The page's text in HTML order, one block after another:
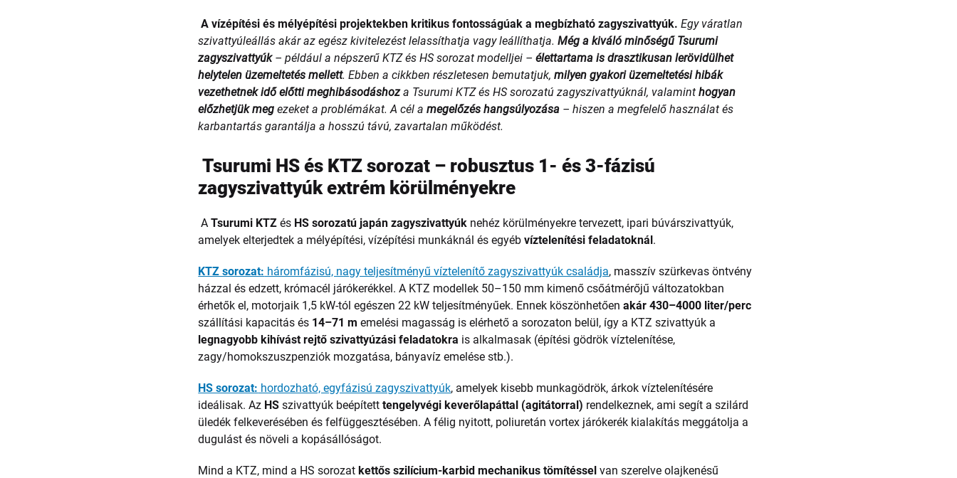
A vízépítési és mélyépítési projektekben kritikus fontosságúak a megbízható zagyszivattyúk. Egy váratlan
szivattyúleállás akár az egész kivitelezést lelassíthatja vagy leállíthatja.Még a kiváló minőségű Tsurumi
zagyszivattyúk– például a népszerű KTZ és HS sorozat modelljei –élettartama is drasztikusan lerövidülhet
helytelen üzemeltetés mellett. Ebben a cikkben részletesen bemutatjuk,milyen gyakori üzemeltetési hibák
vezethetnek idő előtti meghibásodáshoza Tsurumi KTZ és HS sorozatú zagyszivattyúknál, valaminthogyan
előzhetjük meg ezeket a problémákat. A cél amegelőzés hangsúlyozása – hiszen a megfelelő használat és
karbantartás garantálja a hosszú távú, zavartalan működést.
Tsurumi HS és KTZ sorozat – robusztus 1- és 3-fázisú
zagyszivattyúk extrém körülményekre
ATsurumi KTZ és HS sorozatú japán zagyszivattyúk nehéz körülményekre tervezett, ipari búvárszivattyúk,
amelyek elterjedtek a mélyépítési, vízépítési munkáknál és egyébvíztelenítési feladatoknál.
KTZ sorozat: háromfázisú, nagy teljesítményű víztelenítő zagyszivattyúk családja, masszív szürkevas öntvény
házzal és edzett, krómacél járókerékkel. A KTZ modellek 50–150 mm kimenő csőátmérőjű változatokban
érhetők el, motorjaik 1,5 kW-tól egészen 22 kW teljesítményűek. Ennek köszönhetőenakár 430–4000 liter/perc
szállítási kapacitás és 14–71 m emelési magasság is elérhető a sorozaton belül, így a KTZ szivattyúk a
legnagyobb kihívást rejtő szivattyúzási feladatokra is alkalmasak (építési gödrök víztelenítése,
zagy/homokszuszpenziók mozgatása, bányavíz emelése stb.).
HS sorozat: hordozható, egyfázisú zagyszivattyúk, amelyek kisebb munkagödrök, árkok víztelenítésére
ideálisak. Az HS szivattyúk beépítetttengelyvégi keverőlapáttal (agitátorral) rendelkeznek, ami segít a szilárd
üledék felkeverésében és felfüggesztésében. A félig nyitott, poliuretán vortex járókerék kialakítás meggátolja a
dugulást és növeli a kopásállóságot.
Mind a KTZ, mind a HS sorozatkettős szilícium-karbid mechanikus tömítéssel van szerelve olajkenésű